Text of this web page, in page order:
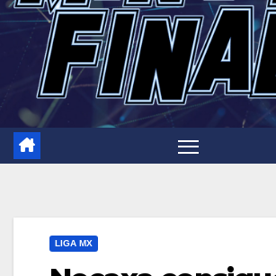
LIGA MX